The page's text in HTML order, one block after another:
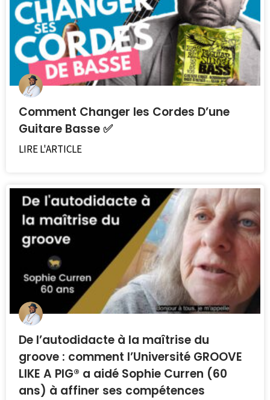
Comment Changer les Cordes D’une
Guitare Basse ✅
LIRE L'ARTICLE
De l’autodidacte à la maîtrise du
groove : comment l’Université GROOVE
LIKE A PIG® a aidé Sophie Curren (60
ans) à affiner ses compétences